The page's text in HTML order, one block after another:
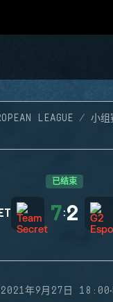
LEAGUE 小组
已结束
7:2
2021年9月27日 18:00·